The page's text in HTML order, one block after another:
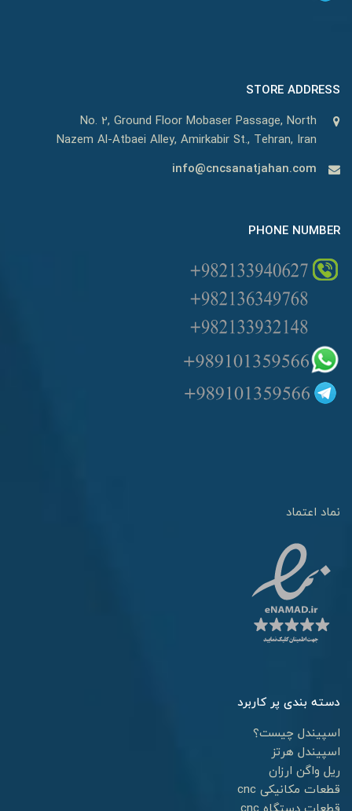
STORE ADDRESS
No. 2, Ground Floor Mobaser Passage, North
Nazem Al-Atbaei Alley, Amirkabir St., Tehran, Iran
info@cncsanatjahan.com
PHONE NUMBER
نماد اعتماد
دسته بندی پر کاربرد
اسپیندل چیست؟
اسپیندل هرتز
ریل واگن ارزان
قطعات مکانیکی cnc